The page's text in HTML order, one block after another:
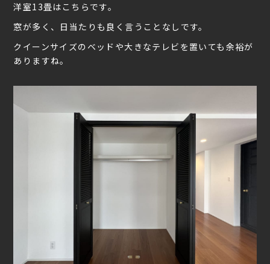
洋室13畳はこちらです。
窓が多く、日当たりも良く言うことなしです。
クイーンサイズのベッドや大きなテレビを置いても余裕が
ありますね。